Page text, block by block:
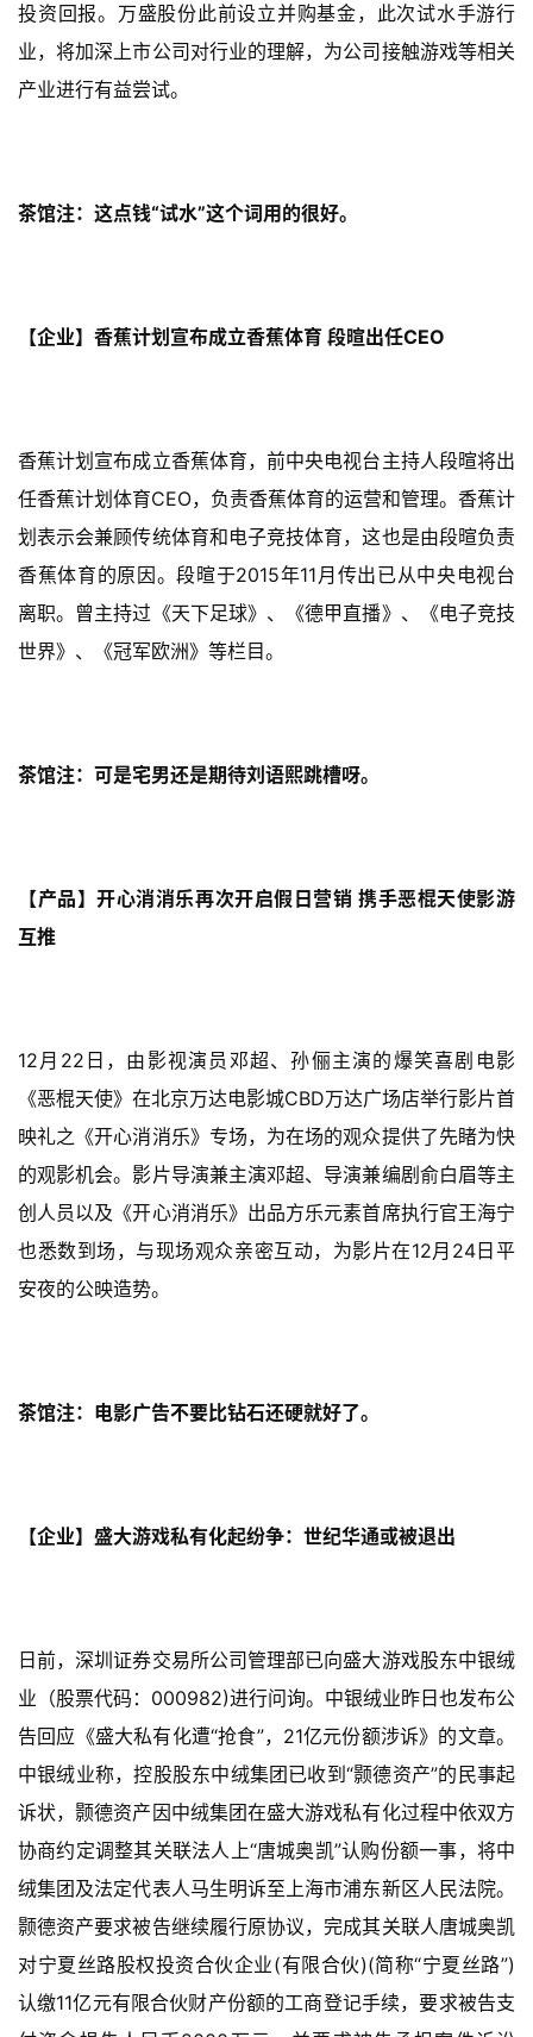
首
茶
游
手
游
戏
单
游
戏
休
投资回报。万盛股份此前设立并购基金，此次试水手游行
业，将加深上市公司对行业的理解，为公司接触游戏等相关
产业进行有益尝试。
茶馆注：这点钱“试水”这个词用的很好。
【企业】香蕉计划宣布成立香蕉体育 段暄出任CEO
香蕉计划宣布成立香蕉体育，前中央电视台主持人段暄将出
任香蕉计划体育CEO，负责香蕉体育的运营和管理。香蕉计
划表示会兼顾传统体育和电子竞技体育，这也是由段暄负责
香蕉体育的原因。段暄于2015年11月传出已从中央电视台
离职。曾主持过《天下足球》、《德甲直播》、《电子竞技
世界》、《冠军欧洲》等栏目。
茶馆注：可是宅男还是期待刘语熙跳槽呀。
【产品】开心消消乐再次开启假日营销 携手恶棍天使影游
互推
12月22日，由影视演员邓超、孙俪主演的爆笑喜剧电影
《恶棍天使》在北京万达电影城CBD万达广场店举行影片首
映礼之《开心消消乐》专场，为在场的观众提供了先睹为快
的观影机会。影片导演兼主演邓超、导演兼编剧俞白眉等主
创人员以及《开心消消乐》出品方乐元素首席执行官王海宁
也悉数到场，与现场观众亲密互动，为影片在12月24日平
安夜的公映造势。
茶馆注：电影广告不要比钻石还硬就好了。
【企业】盛大游戏私有化起纷争：世纪华通或被退出
日前，深圳证券交易所公司管理部已向盛大游戏股东中银绒
业（股票代码：000982)进行问询。中银绒业昨日也发布公
告回应《盛大私有化遭“抢食”，21亿元份额涉诉》的文章。
中银绒业称，控股股东中绒集团已收到“颢德资产”的民事起
诉状，颢德资产因中绒集团在盛大游戏私有化过程中依双方
协商约定调整其关联法人上“唐城奥凯”认购份额一事，将中
绒集团及法定代表人马生明诉至上海市浦东新区人民法院。
颢德资产要求被告继续履行原协议，完成其关联人唐城奥凯
对宁夏丝路股权投资合伙企业(有限合伙)(简称“宁夏丝路”)
认缴11亿元有限合伙财产份额的工商登记手续，要求被告支